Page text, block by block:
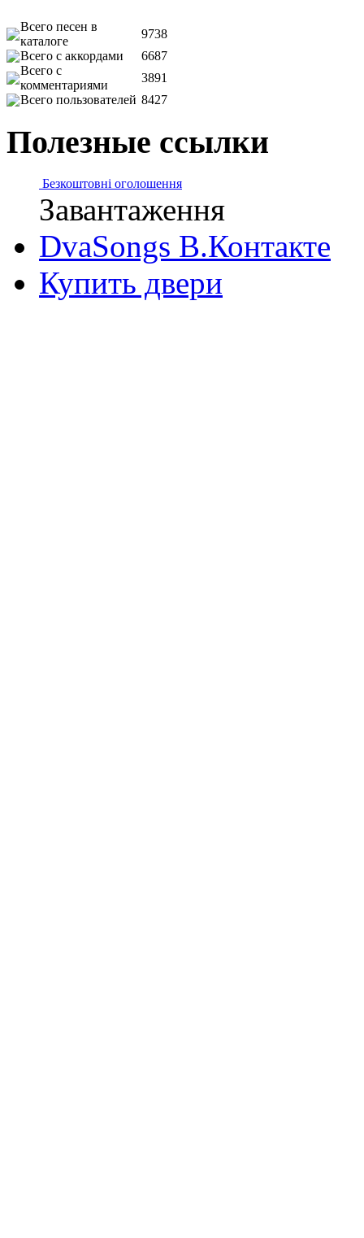
Всего песен в
каталоге
9738
Всего с аккордами
6687
Всего с
комментариями
3891
Всего пользователей 8427
Полезные ссылки
Безкоштовні оголошення
Завантаження
DvaSongs В.Контакте
Купить двери